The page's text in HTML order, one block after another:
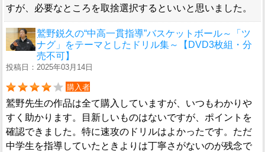
すが、必要なところを取捨選択するといいと思いました。
鷲野鋭久の“中高一貫指導”バスケットボール～「ツ
ナグ」をテーマとしたドリル集～【DVD3枚組・分
売不可】
投稿日：2025年03月14日
購入者
鷲野先生の作品は全て購入していますが、いつもわかりや
すく助かります。目新しいものはないですが、ポイントを
確認できました。特に速攻のドリルはよかったです。ただ
中学生を指導していたときよりは丁寧さがないのが残念で